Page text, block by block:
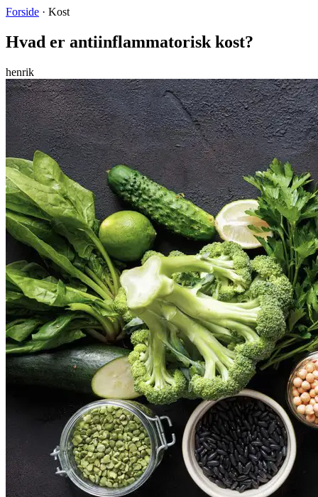
Forside · Kost
Hvad er antiinflammatorisk kost?
henrik